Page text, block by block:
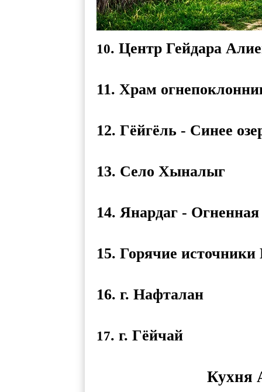
10. Центр Гейдара
11. Храм
12. Гёйгёль - Синее
13. Село Хыналыг
14. Янардаг -
15. Горячие
16. г. Нафталан
17. г. Гёйчай
Кухня